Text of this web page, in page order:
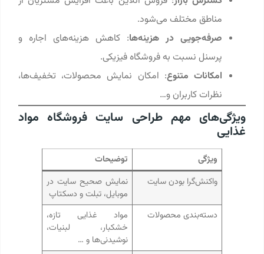
مناطق مختلف می‌شود.
صرفه‌جویی در هزینه‌ها: کاهش هزینه‌های اجاره و
پرسنل نسبت به فروشگاه فیزیکی.
امکانات متنوع: امکان نمایش محصولات، تخفیف‌ها،
نظرات کاربران و…
ویژگی‌های مهم طراحی سایت فروشگاه مواد
غذایی
ویژگی
توضیحات
واکنش‌گرا بودن سایت
نمایش صحیح سایت در
موبایل، تبلت و دسکتاپ
دسته‌بندی محصولات
مواد غذایی تازه،
خشکبار، لبنیات،
نوشیدنی‌ها و …